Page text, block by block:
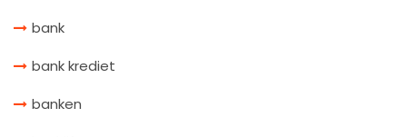
bank
bank krediet
banken